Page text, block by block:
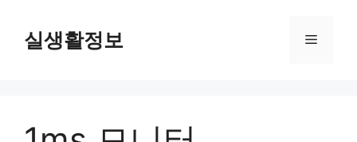
실생활정보 메